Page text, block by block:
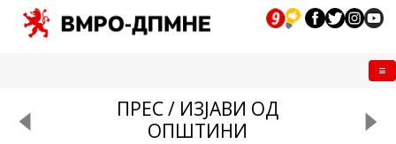
ПРЕС / ИЗЈАВИ ОД
ОПШТИНИ